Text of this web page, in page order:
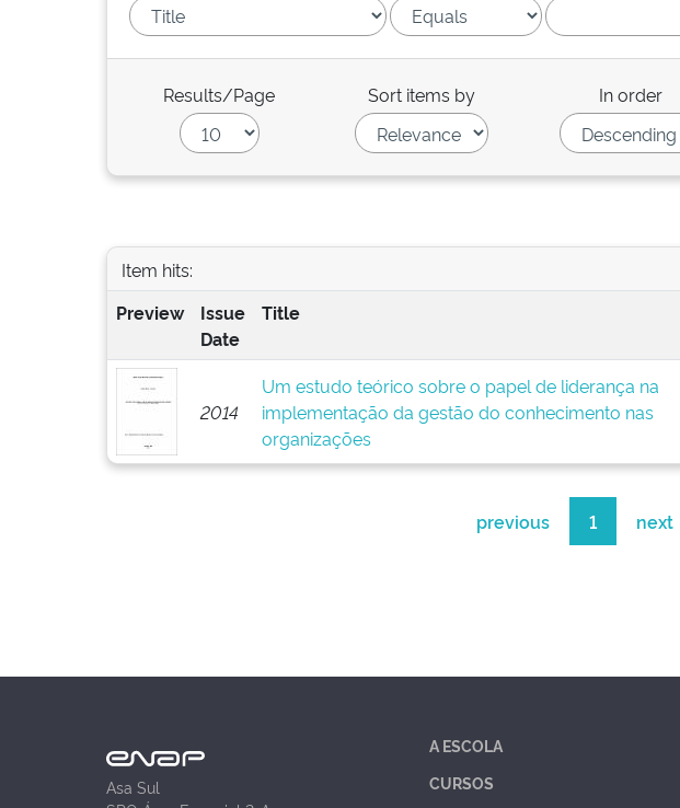
Results/Page Sort items by In order
Item hits:
Preview
Issue
Date
Title
2014
Um estudo teórico sobre o papel de liderança na
implementação da gestão do conhecimento nas
organizações
previous 1 next
Asa Sul
A ESCOLA
CURSOS